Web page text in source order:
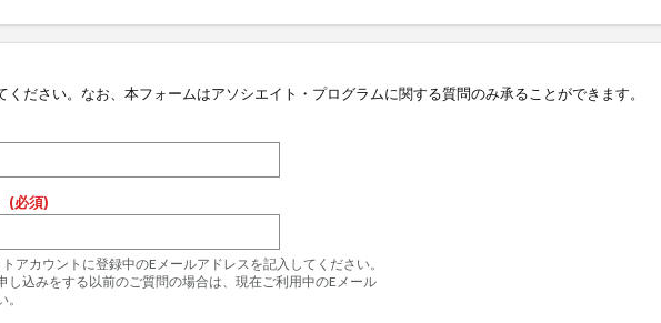
ください。なお、本フォームはアソシエイト・プログラムに関する質問のみ承ることができます。
(必須)
アカウントに登録中のEメールアドレスを記入してください。
し込みをする以前のご質問の場合は、現在ご利用中のEメール